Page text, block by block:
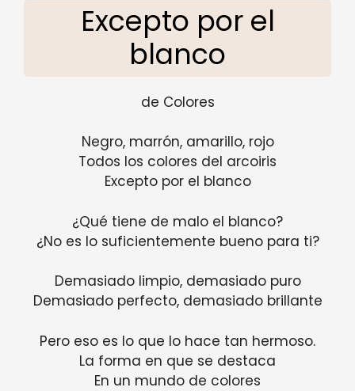
Excepto por el
blanco
de Colores
Negro, marrón, amarillo, rojo
Todos los colores del arcoiris
Excepto por el blanco
¿Qué tiene de malo el blanco?
¿No es lo suficientemente bueno para ti?
Demasiado limpio, demasiado puro
Demasiado perfecto, demasiado brillante
Pero eso es lo que lo hace tan hermoso.
La forma en que se destaca
En un mundo de colores